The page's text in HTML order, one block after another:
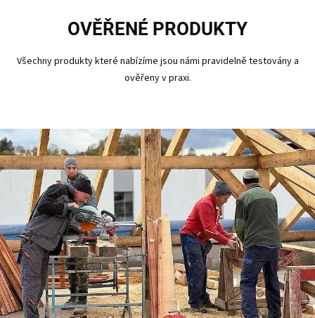
OVĚŘENÉ PRODUKTY
Všechny produkty které nabízíme jsou námi pravidelně testovány a
ověřeny v praxi.